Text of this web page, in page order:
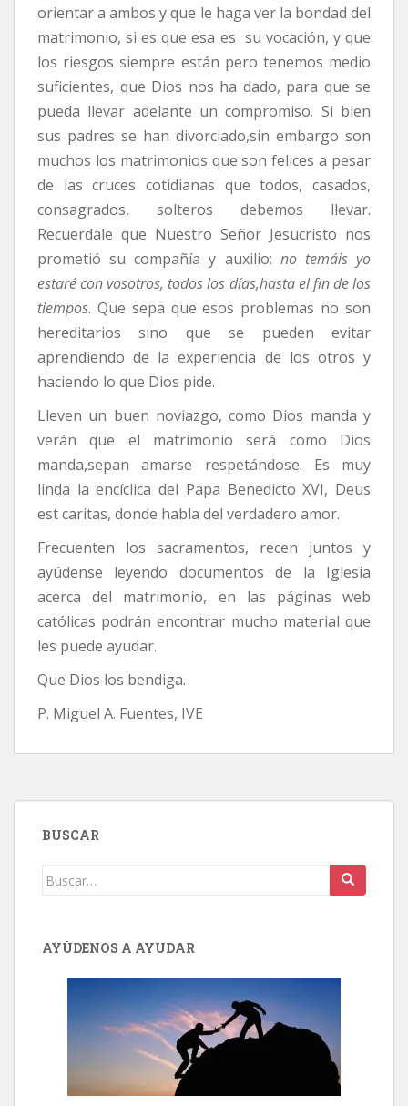
orientar a ambos y que le haga ver la bondad del
matrimonio, si es que esa es su vocación, y que
los riesgos siempre están pero tenemos medio
suficientes, que Dios nos ha dado, para que se
pueda llevar adelante un compromiso. Si bien
sus padres se han divorciado,sin embargo son
muchos los matrimonios que son felices a pesar
de las cruces cotidianas que todos, casados,
consagrados, solteros debemos llevar.
Recuerdale que Nuestro Señor Jesucristo nos
prometió su compañía y auxilio: no temáis yo
estaré con vosotros, todos los días,hasta el fin de los
tiempos. Que sepa que esos problemas no son
hereditarios sino que se pueden evitar
aprendiendo de la experiencia de los otros y
haciendo lo que Dios pide.
Lleven un buen noviazgo, como Dios manda y
verán que el matrimonio será como Dios
manda,sepan amarse respetándose. Es muy
linda la encíclica del Papa Benedicto XVI, Deus
est caritas, donde habla del verdadero amor.
Frecuenten los sacramentos, recen juntos y
ayúdense leyendo documentos de la Iglesia
acerca del matrimonio, en las páginas web
católicas podrán encontrar mucho material que
les puede ayudar.
Que Dios los bendiga.
P. Miguel A. Fuentes, IVE
BUSCAR
Buscar:
AYÚDENOS A AYUDAR